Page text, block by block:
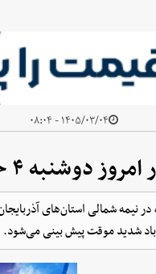
۱۴۰۵/۰۳/۰۴ - ۰۸:۰۴
۴ خرداد ۱۴۰۵
نیمه شمالی استان‌های
شدید موقت پیش بینی می‌شود.